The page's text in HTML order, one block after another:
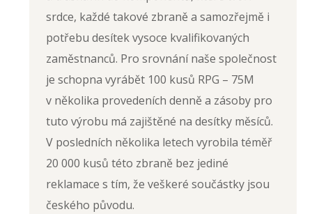
srdce, každé takové zbraně a samozřejmě i
potřebu desítek vysoce kvalifikovaných
zaměstnanců. Pro srovnání naše společnost
je schopna vyrábět 100 kusů RPG – 75M
v několika provedeních denně a zásoby pro
tuto výrobu má zajištěné na desítky měsíců.
V posledních několika letech vyrobila téměř
20 000 kusů této zbraně bez jediné
reklamace s tím, že veškeré součástky jsou
českého původu.